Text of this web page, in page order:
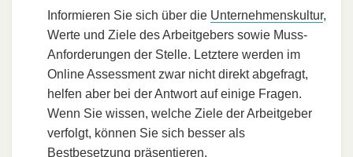
Informieren Sie sich über die Unternehmenskultur,
Werte und Ziele des Arbeitgebers sowie Muss-
Anforderungen der Stelle. Letztere werden im
Online Assessment zwar nicht direkt abgefragt,
helfen aber bei der Antwort auf einige Fragen.
Wenn Sie wissen, welche Ziele der Arbeitgeber
verfolgt, können Sie sich besser als
Bestbesetzung präsentieren.